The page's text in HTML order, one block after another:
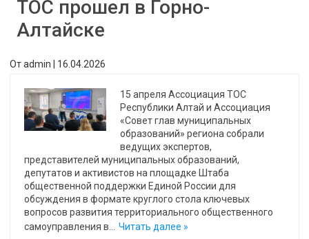
ТОС прошел в Горно-
Алтайске
Отadmin 16.04.2026
15 апреля Ассоциация ТОС
Республики Алтай и Ассоциация
«Совет глав муниципальных
образований» региона собрали
ведущих экспертов,
представителей муниципальных образований,
депутатов и активистов на площадке Штаба
общественной поддержки Единой России для
обсуждения в формате круглого стола ключевых
вопросов развития территориального общественного
самоуправления в…
Читать далее »